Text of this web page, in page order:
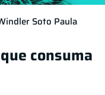
Soto Paula
consuma